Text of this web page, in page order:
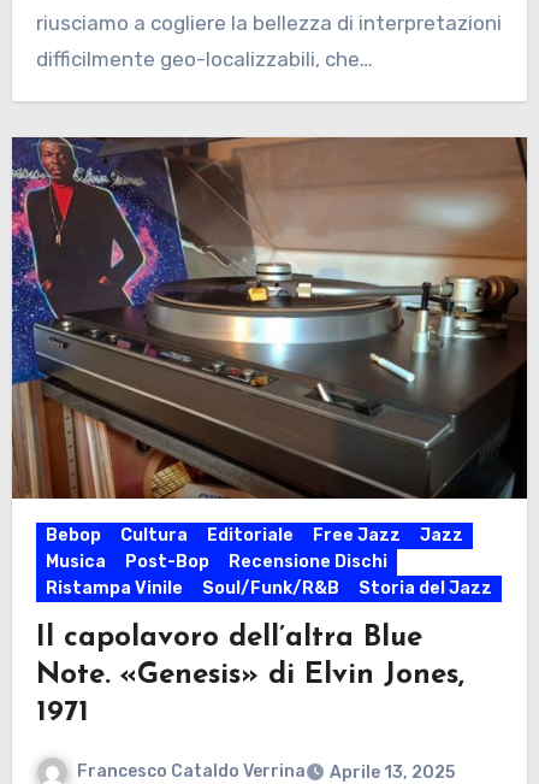
riusciamo a cogliere la bellezza di interpretazioni
difficilmente geo-localizzabili, che
Bebop Cultura Editoriale Free Jazz
Jazz
Musica
Post-Bop
Recensione Dischi
Ristampa Vinile
Soul/Funk/R&B Storia del Jazz
Il capolavoro dell’altra Blue
Note. «Genesis» di Elvin Jones,
1971
Francesco Cataldo Verrina Aprile 13, 2025